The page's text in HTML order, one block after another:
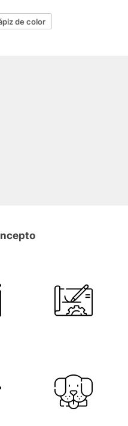
de color